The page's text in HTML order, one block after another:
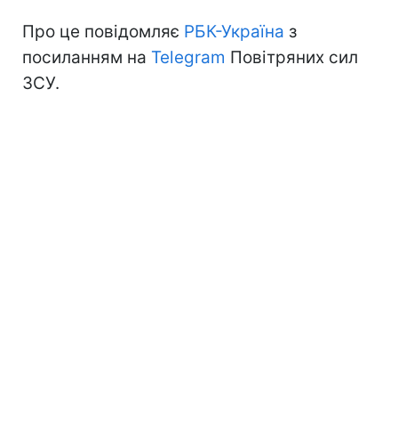
Про це повідомляє РБК-Україна з
посиланням на Telegram Повітряних сил
ЗСУ.